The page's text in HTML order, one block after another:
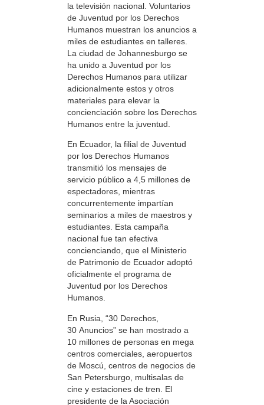
la televisión nacional. Voluntarios
de Juventud por los Derechos
Humanos muestran los anuncios a
miles de estudiantes en talleres.
La ciudad de Johannesburgo se
ha unido a Juventud por los
Derechos Humanos para utilizar
adicionalmente estos y otros
materiales para elevar la
concienciación sobre los Derechos
Humanos entre la juventud.
En Ecuador, la filial de Juventud
por los Derechos Humanos
transmitió los mensajes de
servicio público a 4,5 millones de
espectadores, mientras
concurrentemente impartían
seminarios a miles de maestros y
estudiantes. Esta campaña
nacional fue tan efectiva
concienciando, que el Ministerio
de Patrimonio de Ecuador adoptó
oficialmente el programa de
Juventud por los Derechos
Humanos.
En Rusia, “30 Derechos,
30 Anuncios” se han mostrado a
10 millones de personas en mega
centros comerciales, aeropuertos
de Moscú, centros de negocios de
San Petersburgo, multisalas de
cine y estaciones de tren. El
presidente de la Asociación